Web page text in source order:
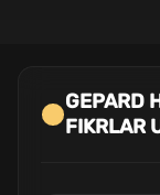
GEPARD
FIKRLAR